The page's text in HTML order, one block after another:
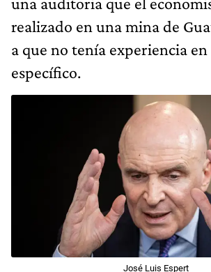
realizado en una mina de
a que no tenía experiencia en
específico.
José Luis Espert